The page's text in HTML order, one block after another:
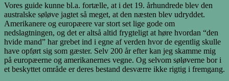
Vores guide kunne bl.a. fortælle, at i det 19. århundrede blev den
australske søløve jagtet så meget, at den næsten blev udryddet.
Amerikanere og europæere var stort set lige gode om
nedslagtningen, og det er altså altid frygteligt at høre hvordan “den
hvide mand” har grebet ind i egne af verden hvor de egentlig skulle
have opført sig som gæster. Selv 200 år efter kan jeg skamme mig
på europæerne og amerikanernes vegne. Og selvom søløverne bor i
et beskyttet område er deres bestand desværre ikke rigtig i fremgang.